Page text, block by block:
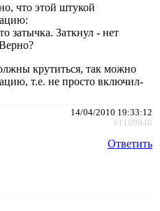
что этой штукой
затычка. Заткнул - нет
крутиться, так можно
т.е. не просто включил-
14/04/2010 19:33:12
#1109948
Ответить